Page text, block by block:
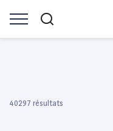
40297 résultats